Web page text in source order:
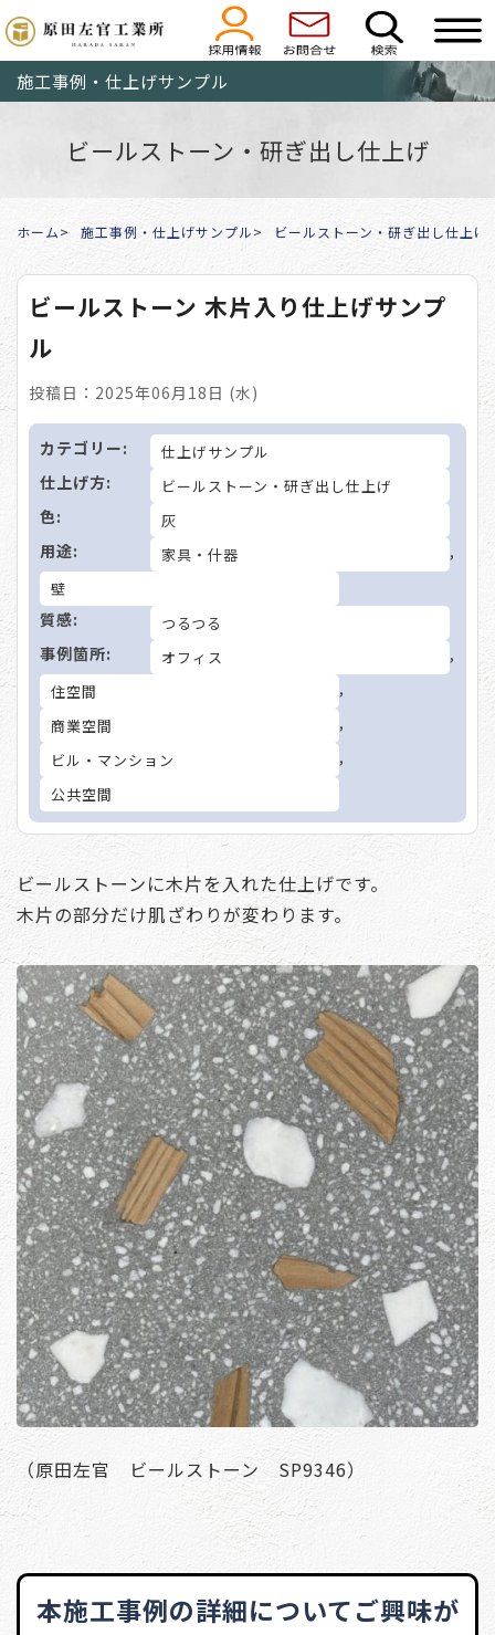
施工事例・仕上げサンプル
ビールストーン・研ぎ出し仕上げ
ホーム 施工事例・仕上げサンプル ビールストーン・研ぎ出し仕上げ
ビールストーン 木片入り仕上げサンプ
ル
投稿日：2025年06月18日 (水)
カテゴリー: 仕上げサンプル
仕上げ方: ビールストーン・研ぎ出し仕上げ
色: 灰
用途: 家具・什器 ,
壁
質感: つるつる
事例箇所: オフィス ,
住空間 ,
商業空間 ,
ビル・マンション ,
公共空間
ビールストーンに木片を入れた仕上げです。
木片の部分だけ肌ざわりが変わります。
（原田左官 ビールストーン SP9346）
本施工事例の詳細についてご興味が